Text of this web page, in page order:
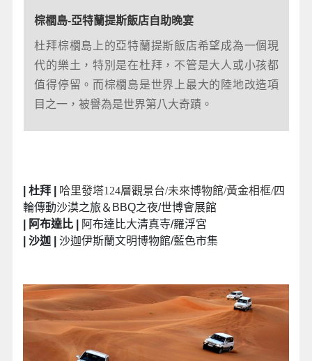
阿布達比大清真寺
是阿布達比最大的清真寺，也是唯一一座促成伊
斯蘭教與世界其他文化間獨特交融的清真寺。
棕櫚島-亞特蘭提斯飯店自助晚宴
杜拜棕櫚島上的亞特蘭提斯飯店希望成為一個現
代的樂土，特別是在杜拜，不管是大人或小孩都
值得停留。而棕櫚島是世界上最大的陸地改造項
目之一，被譽為是世界第八大奇蹟。
| 杜拜 | 哈里發塔124層觀景台/未來博物館/黃金相框/四
輪傳動沙漠之旅＆BBQ之夜/世博會展館
| 阿布達比 |
阿布達比大清真寺/羅浮宮
| 沙迦 | 沙迦伊斯蘭文明博物館/藍色市集